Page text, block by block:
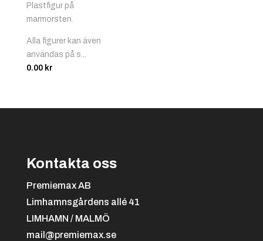
Plastfigur på
marmorsten.
Alla figurer kan även
användas på s...
0.00 kr
Kontakta oss
Premiemax AB
Limhamnsgårdens allé 41
LIMHAMN / MALMÖ
mail@premiemax.se